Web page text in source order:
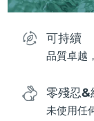
可持續
品質卓越
零殘忍&
未使用任